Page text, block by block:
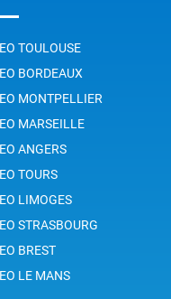
TOULOUSE
BORDEAUX
MONTPELLIER
MARSEILLE
ANGERS
TOURS
LIMOGES
STRASBOURG
BREST
LE MANS